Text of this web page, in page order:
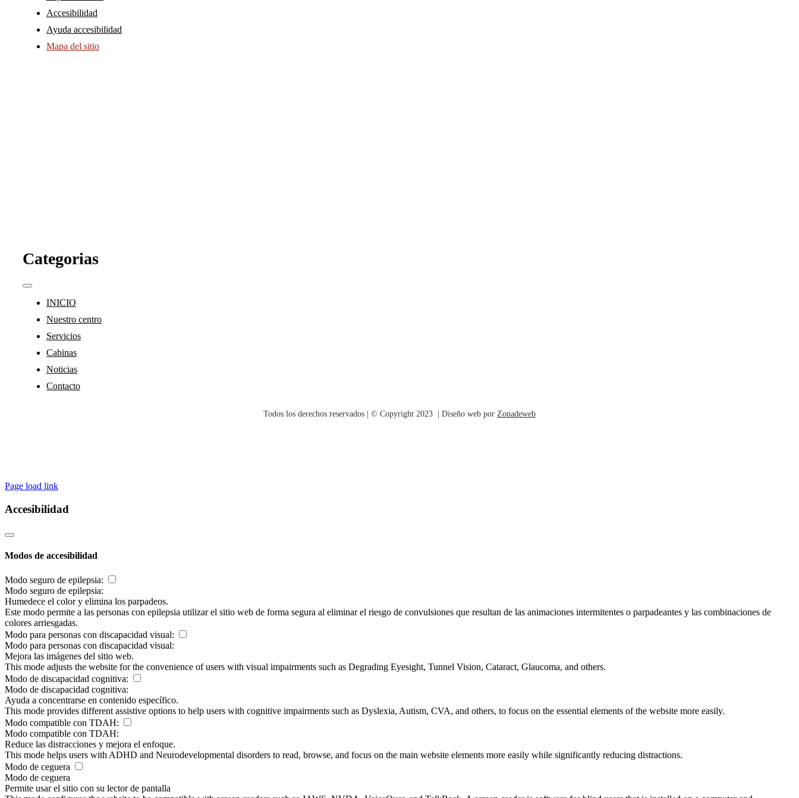
Accesibilidad
Ayuda accesibilidad
Mapa del sitio
Categorias
Toggle
Navigation
INICIO
Nuestro centro
Servicios
Cabinas
Noticias
Contacto
Todos los derechos reservados | © Copyright 2023 | Diseño web por Zonadeweb
Page load link
Accesibilidad
Modos de accesibilidad
Modo seguro de epilepsia:
Modo seguro de epilepsia:
Humedece el color y elimina los parpadeos.
Este modo permite a las personas con epilepsia utilizar el sitio web de forma segura al eliminar el riesgo de convulsiones que resultan de las animaciones intermitentes o parpadeantes y las combinaciones de
colores arriesgadas.
Modo para personas con discapacidad visual:
Modo para personas con discapacidad visual:
Mejora las imágenes del sitio web.
This mode adjusts the website for the convenience of users with visual impairments such as Degrading Eyesight, Tunnel Vision, Cataract, Glaucoma, and others.
Modo de discapacidad cognitiva:
Modo de discapacidad cognitiva:
Ayuda a concentrarse en contenido específico.
This mode provides different assistive options to help users with cognitive impairments such as Dyslexia, Autism, CVA, and others, to focus on the essential elements of the website more easily.
Modo compatible con TDAH:
Modo compatible con TDAH:
Reduce las distracciones y mejora el enfoque.
This mode helps users with ADHD and Neurodevelopmental disorders to read, browse, and focus on the main website elements more easily while significantly reducing distractions.
Modo de ceguera
Modo de ceguera
Permite usar el sitio con su lector de pantalla